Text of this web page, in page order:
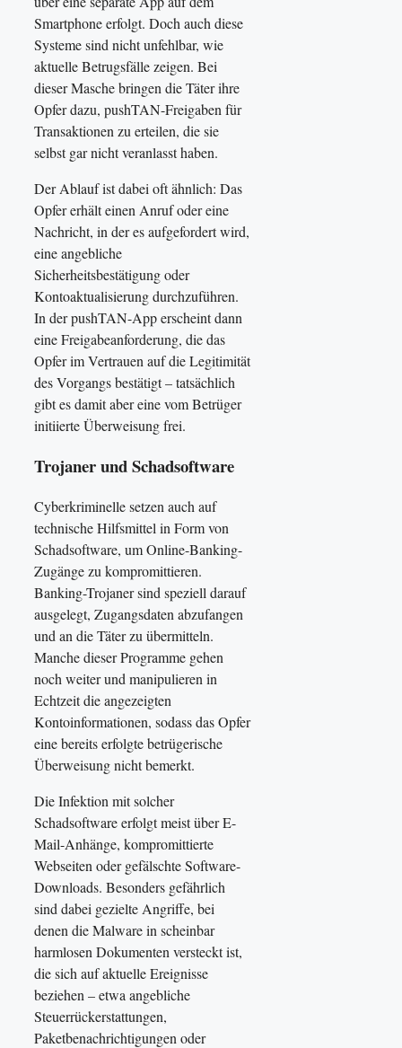
Smartphone erfolgt. Doch auch diese
Systeme sind nicht unfehlbar, wie
aktuelle Betrugsfälle zeigen. Bei
dieser Masche bringen die Täter ihre
Opfer dazu, pushTAN-Freigaben für
Transaktionen zu erteilen, die sie
selbst gar nicht veranlasst haben.
Der Ablauf ist dabei oft ähnlich: Das
Opfer erhält einen Anruf oder eine
Nachricht, in der es aufgefordert wird,
eine angebliche
Sicherheitsbestätigung oder
Kontoaktualisierung durchzuführen.
In der pushTAN-App erscheint dann
eine Freigabeanforderung, die das
Opfer im Vertrauen auf die Legitimität
des Vorgangs bestätigt – tatsächlich
gibt es damit aber eine vom Betrüger
initiierte Überweisung frei.
Trojaner und Schadsoftware
Cyberkriminelle setzen auch auf
technische Hilfsmittel in Form von
Schadsoftware, um Online-Banking-
Zugänge zu kompromittieren.
Banking-Trojaner sind speziell darauf
ausgelegt, Zugangsdaten abzufangen
und an die Täter zu übermitteln.
Manche dieser Programme gehen
noch weiter und manipulieren in
Echtzeit die angezeigten
Kontoinformationen, sodass das Opfer
eine bereits erfolgte betrügerische
Überweisung nicht bemerkt.
Die Infektion mit solcher
Schadsoftware erfolgt meist über E-
Mail-Anhänge, kompromittierte
Webseiten oder gefälschte Software-
Downloads. Besonders gefährlich
sind dabei gezielte Angriffe, bei
denen die Malware in scheinbar
harmlosen Dokumenten versteckt ist,
die sich auf aktuelle Ereignisse
beziehen – etwa angebliche
Steuerrückerstattungen,
Paketbenachrichtigungen oder